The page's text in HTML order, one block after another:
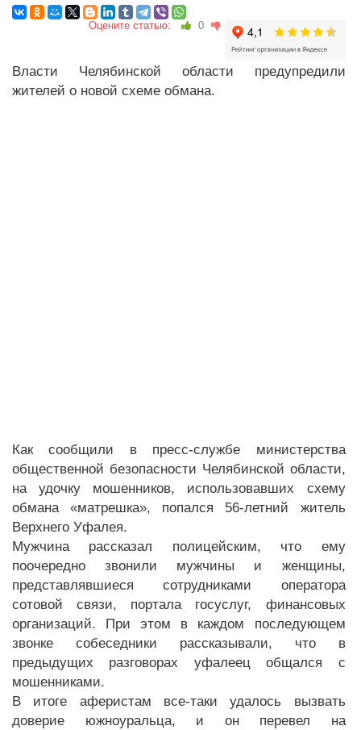
Оцените статью: 0
Власти Челябинской области предупредили
жителей о новой схеме обмана.
Как сообщили в пресс-службе министерства
общественной безопасности Челябинской области,
на удочку мошенников, использовавших схему
обмана «матрешка», попался 56-летний житель
Верхнего Уфалея.
Мужчина рассказал полицейским, что ему
поочередно звонили мужчины и женщины,
представлявшиеся сотрудниками оператора
сотовой связи, портала госуслуг, финансовых
организаций. При этом в каждом последующем
звонке собеседники рассказывали, что в
предыдущих разговорах уфалеец общался с
мошенниками.
В итоге аферистам все-таки удалось вызвать
доверие южноуральца, и он перевел на